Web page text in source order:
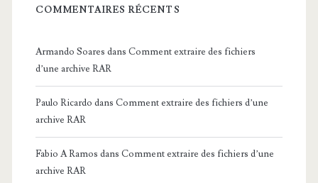
COMMENTAIRES RÉCENTS
Armando Soares dans Comment extraire des fichiers
d’une archive RAR
Paulo Ricardo dans Comment extraire des fichiers d’une
archive RAR
Fabio A Ramos dans Comment extraire des fichiers d’une
archive RAR